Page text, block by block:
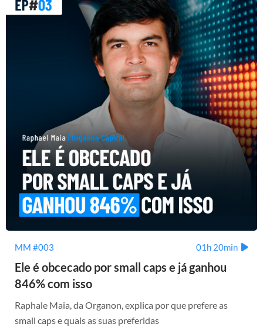
MM #003 01h 20min
Ele é obcecado por small caps e já ganhou
846% com isso
Raphale Maia, da Organon, explica por que prefere as
small caps e quais as suas preferidas